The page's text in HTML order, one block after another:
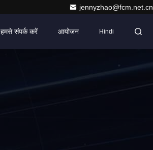
jennyzhao@fcm.net.cn
हमसे संपर्क करें आयोजन Hindi